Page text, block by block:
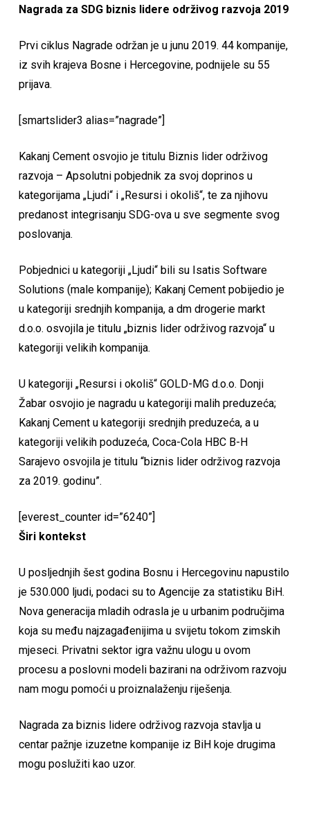
Nagrada za SDG biznis lidere održivog razvoja 2019
Prvi ciklus Nagrade održan je u junu 2019. 44 kompanije,
iz svih krajeva Bosne i Hercegovine, podnijele su 55
prijava.
[smartslider3 alias=”nagrade”]
Kakanj Cement osvojio je titulu Biznis lider održivog
razvoja – Apsolutni pobjednik za svoj doprinos u
kategorijama „Ljudi“ i „Resursi i okoliš“, te za njihovu
predanost integrisanju SDG-ova u sve segmente svog
poslovanja.
Pobjednici u kategoriji „Ljudi“ bili su Isatis Software
Solutions (male kompanije); Kakanj Cement pobijedio je
u kategoriji srednjih kompanija, a dm drogerie markt
d.o.o. osvojila je titulu „biznis lider održivog razvoja“ u
kategoriji velikih kompanija.
U kategoriji „Resursi i okoliš“ GOLD-MG d.o.o. Donji
Žabar osvojio je nagradu u kategoriji malih preduzeća;
Kakanj Cement u kategoriji srednjih preduzeća, a u
kategoriji velikih poduzeća, Coca-Cola HBC B-H
Sarajevo osvojila je titulu “biznis lider održivog razvoja
za 2019. godinu”.
[everest_counter id=”6240”]
Širi kontekst
U posljednjih šest godina Bosnu i Hercegovinu napustilo
je 530.000 ljudi, podaci su to Agencije za statistiku BiH.
Nova generacija mladih odrasla je u urbanim područjima
koja su među najzagađenijima u svijetu tokom zimskih
mjeseci. Privatni sektor igra važnu ulogu u ovom
procesu a poslovni modeli bazirani na održivom razvoju
nam mogu pomoći u proiznalaženju riješenja.
Nagrada za biznis lidere održivog razvoja stavlja u
centar pažnje izuzetne kompanije iz BiH koje drugima
mogu poslužiti kao uzor.